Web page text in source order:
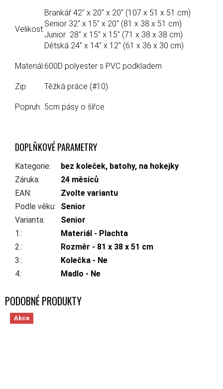
Velikost:
Brankář 42" x 20" x 20" (107 x 51 x 51 cm)
Senior 32" x 15" x 20" (81 x 38 x 51 cm)
Junior 28" x 15" x 15" (71 x 38 x 38 cm)
Dětská 24" x 14" x 12" (61 x 36 x 30 cm)
Materiál:600D polyester s PVC podkladem
Zip: Těžká práce (#10)
Popruh: 5cm pásy o šířce
DOPLŇKOVÉ PARAMETRY
Kategorie:
bez koleček, batohy, na hokejky
Záruka:
24 měsíců
EAN:
Zvolte variantu
Podle věku:
Senior
Varianta:
Senior
1.:
Materiál - Plachta
2.:
Rozměr - 81 x 38 x 51 cm
3.:
Kolečka - Ne
4.: Madlo - Ne
Akce